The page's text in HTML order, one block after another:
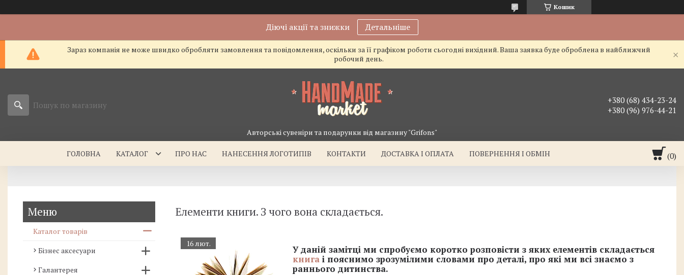
Кошик
Діючі акції та знижки Детальніше
Зараз компанія не може швидко обробляти замовлення та повідомлення, оскільки за її графіком роботи сьогодні вихідний. Ваша заявка буде оброблена в найближчий
робочий день.
Авторські сувеніри та подарунки від магазину "Grifons"
+380 (68) 434-23-24
+380 (96) 976-44-21
ГОЛОВНА КАТАЛОГ ПРО НАС НАНЕСЕННЯ ЛОГОТИПІВ КОНТАКТИ ДОСТАВКА І ОПЛАТА ПОВЕРНЕННЯ І ОБМІН
Елементи книги. З чого вона складається.
16 лют.
У даній замітці ми спробуємо коротко розповісти з яких елементів складається
книга і пояснимо зрозумілими словами про деталі, про які ми всі знаємо з
раннього дитинства.
Каталог товарів
Бізнес аксесуари
Галантерея